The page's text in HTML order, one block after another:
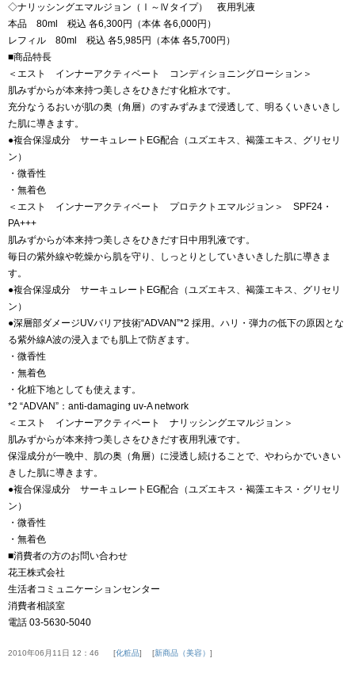
◇ナリッシングエマルジョン（Ⅰ～Ⅳタイプ） 夜用乳液
本品 80ml 税込 各6,300円（本体 各6,000円）
レフィル 80ml 税込 各5,985円（本体 各5,700円）
■商品特長
＜エスト インナーアクティベート コンディショニングローション＞
肌みずからが本来持つ美しさをひきだす化粧水です。
充分なうるおいが肌の奥（角層）のすみずみまで浸透して、明るくいきいきし
た肌に導きます。
●複合保湿成分 サーキュレートEG配合（ユズエキス、褐藻エキス、グリセリ
ン）
・微香性
・無着色
＜エスト インナーアクティベート プロテクトエマルジョン＞ SPF24・
PA+++
肌みずからが本来持つ美しさをひきだす日中用乳液です。
毎日の紫外線や乾燥から肌を守り、しっとりとしていきいきした肌に導きま
す。
●複合保湿成分 サーキュレートEG配合（ユズエキス、褐藻エキス、グリセリ
ン）
●深層部ダメージUVバリア技術“ADVAN”*2 採用。ハリ・弾力の低下の原因とな
る紫外線A波の浸入までも肌上で防ぎます。
・微香性
・無着色
・化粧下地としても使えます。
*2 “ADVAN”：anti-damaging uv-A network
＜エスト インナーアクティベート ナリッシングエマルジョン＞
肌みずからが本来持つ美しさをひきだす夜用乳液です。
保湿成分が一晩中、肌の奥（角層）に浸透し続けることで、やわらかでいきい
きした肌に導きます。
●複合保湿成分 サーキュレートEG配合（ユズエキス・褐藻エキス・グリセリ
ン）
・微香性
・無着色
■消費者の方のお問い合わせ
花王株式会社
生活者コミュニケーションセンター
消費者相談室
電話 03-5630-5040
2010年06月11日 12：46 化粧品 新商品（美容）